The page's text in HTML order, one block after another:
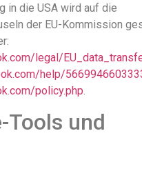
in die USA wird auf die
der EU-Kommission
legal/
help/
policy.php
Tools und